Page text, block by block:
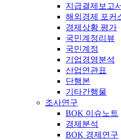
지급결제보고서
해외경제 포커
경제상황 평가
국민계정리뷰
국민계정
기업경영분석
산업연관표
단행본
기타간행물
조사연구
BOK 이슈노트
경제분석
BOK 경제연구